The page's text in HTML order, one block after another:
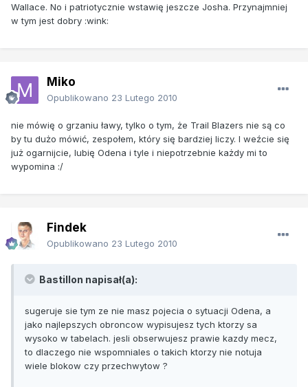
Wallace. No i patriotycznie wstawię jeszcze Josha. Przynajmniej
w tym jest dobry :wink:
Miko
Opublikowano 23 Lutego 2010
nie mówię o grzaniu ławy, tylko o tym, że Trail Blazers nie są co
by tu dużo mówić, zespołem, który się bardziej liczy. I weźcie się
już ogarnijcie, lubię Odena i tyle i niepotrzebnie każdy mi to
wypomina :/
Findek
Opublikowano 23 Lutego 2010
Bastillon napisał(a):
sugeruje sie tym ze nie masz pojecia o sytuacji Odena, a
jako najlepszych obroncow wypisujesz tych ktorzy sa
wysoko w tabelach. jesli obserwujesz prawie kazdy mecz,
to dlaczego nie wspomniales o takich ktorzy nie notuja
wiele blokow czy przechwytow ?